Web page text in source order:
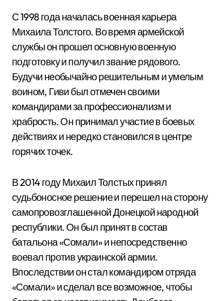
С 1998 года началась военная карьера
Михаила Толстого. Во время армейской
службы он прошел основную военную
подготовку и получил звание рядового.
Будучи необычайно решительным и умелым
воином, Гиви был отмечен своими
командирами за профессионализм и
храбрость. Он принимал участие в боевых
действиях и нередко становился в центре
горячих точек.
В 2014 году Михаил Толстых принял
судьбоносное решение и перешел на сторону
самопровозглашенной Донецкой народной
республики. Он был принят в состав
батальона «Сомали» и непосредственно
воевал против украинской армии.
Впоследствии он стал командиром отряда
«Сомали» и сделал все возможное, чтобы